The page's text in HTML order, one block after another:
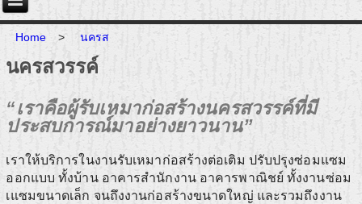
Home > นครส
นครสวรรค์
“เราคือผู้รับเหมาก่อสร้างนครสวรรค์ที่มี
ประสบการณ์มาอย่างยาวนาน”
เราให้บริการในงานรับเหมาก่อสร้างต่อเติม ปรับปรุงซ่อมแซม
ออกแบบ ทั้งบ้าน อาคารสำนักงาน อาคารพาณิชย์ ทั้งงานซ่อม
เแซมขนาดเล็ก จนถึงงานก่อสร้างขนาดใหญ่ และรวมถึงงาน